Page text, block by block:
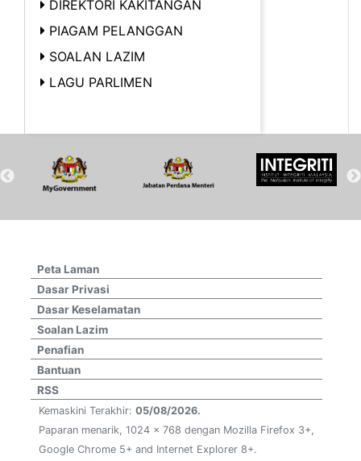
DIREKTORI KAKITANGAN
PIAGAM PELANGGAN
SOALAN LAZIM
LAGU PARLIMEN
Peta Laman
Dasar Privasi
Dasar Keselamatan
Soalan Lazim
Penafian
Bantuan
RSS
Kemaskini Terakhir: 05/08/2026.
Paparan menarik, 1024 x 768 dengan Mozilla Firefox 3+,
Google Chrome 5+ and Internet Explorer 8+.